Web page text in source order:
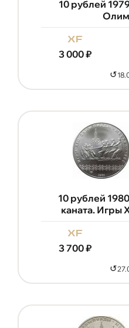
10 рублей
xf
3 000₽
↺
10 рублей
каната. Игры
xf
3 700₽
↺